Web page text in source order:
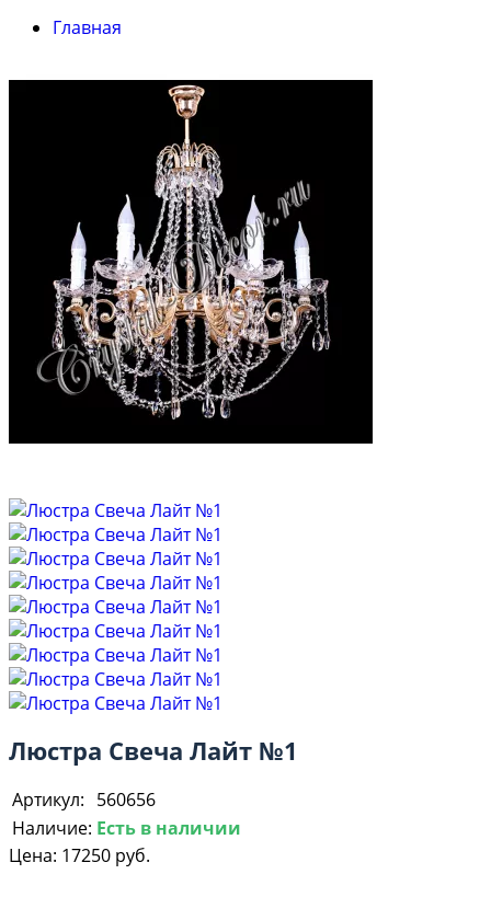
Главная
Люстра Свеча Лайт №1
Артикул: 560656
Наличие: Есть в наличии
Цена: 17250 руб.